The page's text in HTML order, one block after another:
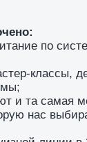
по
классы,
и та самая
нас